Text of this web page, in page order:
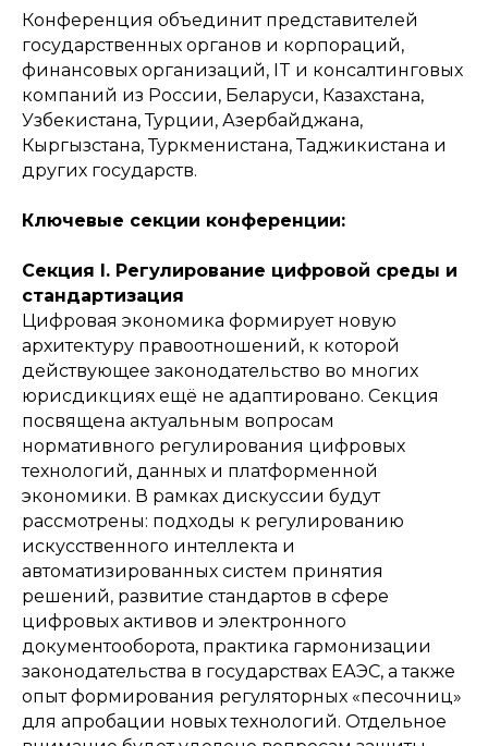
Конференция объединит представителей
государственных органов и корпораций,
финансовых организаций, IT и консалтинговых
компаний из России, Беларуси, Казахстана,
Узбекистана, Турции, Азербайджана,
Кыргызстана, Туркменистана, Таджикистана и
других государств.
Ключевые секции конференции:
Секция I. Регулирование цифровой среды и
стандартизация
Цифровая экономика формирует новую
архитектуру правоотношений, к которой
действующее законодательство во многих
юрисдикциях ещё не адаптировано. Секция
посвящена актуальным вопросам
нормативного регулирования цифровых
технологий, данных и платформенной
экономики. В рамках дискуссии будут
рассмотрены: подходы к регулированию
искусственного интеллекта и
автоматизированных систем принятия
решений, развитие стандартов в сфере
цифровых активов и электронного
документооборота, практика гармонизации
законодательства в государствах ЕАЭС, а также
опыт формирования регуляторных «песочниц»
для апробации новых технологий. Отдельное